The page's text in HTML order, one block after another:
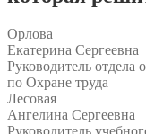
Орлова
Екатерина Сергеевна
Руководитель отдела
по Охране труда
Лесовая
Ангелина Сергеевна
Руководитель